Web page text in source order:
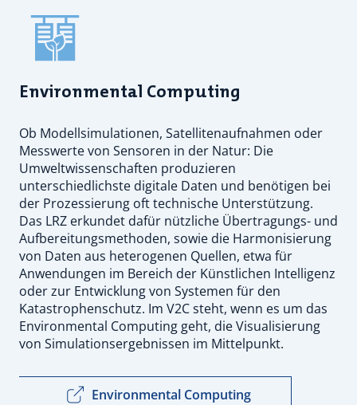
Environmental Computing
Ob Modellsimulationen, Satellitenaufnahmen oder
Messwerte von Sensoren in der Natur: Die
Umweltwissenschaften produzieren
unterschiedlichste digitale Daten und benötigen bei
der Prozessierung oft technische Unterstützung.
Das LRZ erkundet dafür nützliche Übertragungs- und
Aufbereitungsmethoden, sowie die Harmonisierung
von Daten aus heterogenen Quellen, etwa für
Anwendungen im Bereich der Künstlichen Intelligenz
oder zur Entwicklung von Systemen für den
Katastrophenschutz. Im V2C steht, wenn es um das
Environmental Computing geht, die Visualisierung
von Simulationsergebnissen im Mittelpunkt.
Environmental Computing